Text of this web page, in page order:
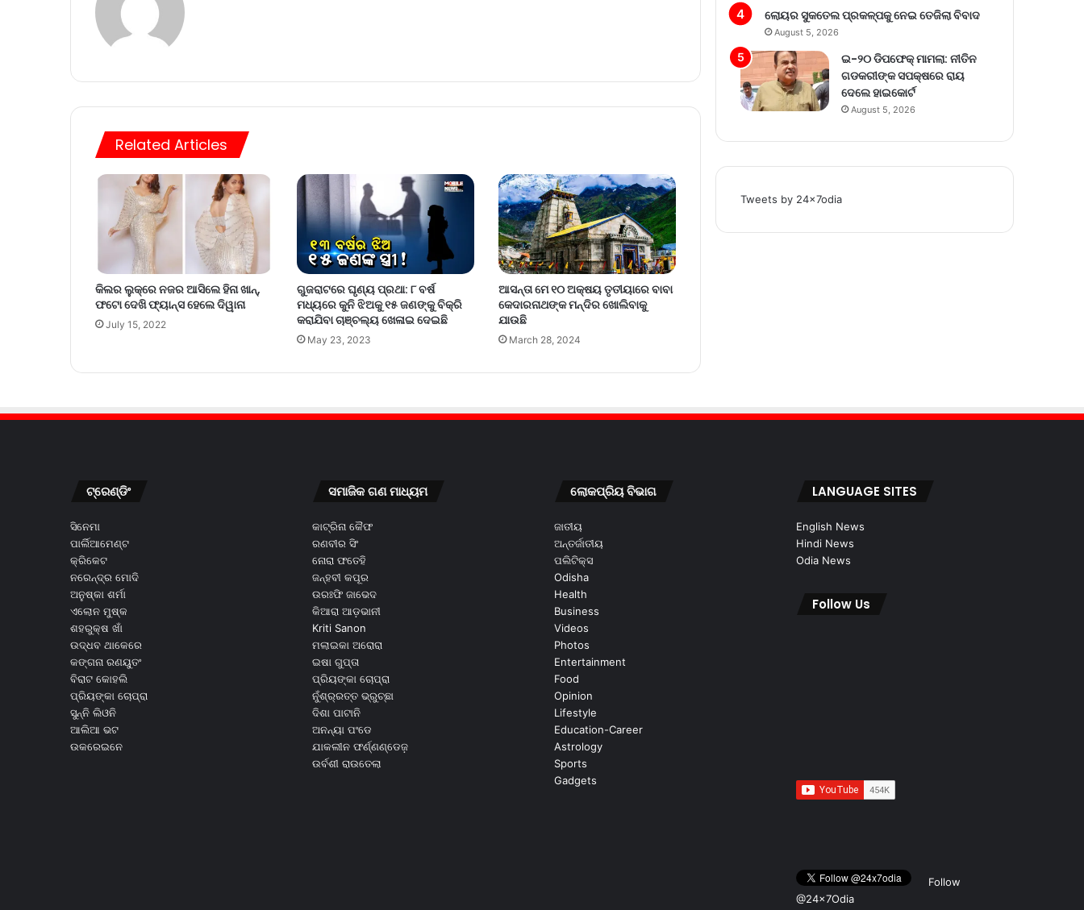
Related Articles
କିଲର ଲୁକ୍‌ରେ ନଜର ଆସିଲେ ହିନା ଖାନ୍‌,
ଫଟୋ ଦେଖି ଫ୍ୟାନ୍ସ ହେଲେ ଦିୱାନା
July 15, 2022
ଗୁଜରାଟରେ ଘୃଣ୍ୟ ପ୍ରଥା: ୮ ବର୍ଷ
ମଧ୍ୟରେ କୁନି ଝିଅକୁ ୧୫ ଜଣଙ୍କୁ ବିକ୍ରି
କରାଯିବା ଚାଞ୍ଚଲ୍ୟ ଖେଳାଇ ଦେଇଛି
May 23, 2023
ଆସନ୍ତା ମେ ୧୦ ଅକ୍ଷୟ ତୃତୀୟାରେ ବାବା
କେଦାରନାଥଙ୍କ ମନ୍ଦିର ଖୋଲିବାକୁ
ଯାଉଛି
March 28, 2024
ଲୋୟର ସୁକତେଲ ପ୍ରକଳ୍ପକୁ ନେଇ ତେଜିଲା ବିବାଦ
August 5, 2026
ଇ-୨୦ ଡିପଫେକ୍ ମାମଲା: ନୀତିନ
ଗଡକରୀଙ୍କ ସପକ୍ଷରେ ରାୟ
ଦେଲେ ହାଇକୋର୍ଟ
August 5, 2026
Tweets by 24x7odia
ଟ୍ରେଣ୍ଡିଂ
ସିନେମା
ପାର୍ଲିଆମେଣ୍ଟ
କ୍ରିକେଟ
ନରେନ୍ଦ୍ର ମୋଦି
ଅନୁଷ୍କା ଶର୍ମା
ଏଲୋନ ମୁଷ୍କ
ଶହରୁକ୍ଷ ଖାଁ
ଉଦ୍ଧବ ଥାକେରେ
କଙ୍ଗନା ରଣୟୁତଂ
ବିରାଟ କୋହଲି
ପ୍ରିୟଙ୍କା ଚୋପ୍ରା
ସୁନ୍ନି ଲିଓନି
ଆଲିଆ ଭଟ
ଉକରେଇନେ
ସମାଜିକ ଗଣ ମାଧ୍ୟମ
କାଟ୍ରିନା କୈଫ
ରଣବୀର ସିଂ
ନୋରା ଫତେହି
ଜନ୍ହବୀ କପୂର
ଉରଃଫି ଜାଭେଦ
କିଆରା ଆଡ଼ଭାନୀ
Kriti Sanon
ମଲାଇକା ଅରୋରା
ଇଷା ଗୁପ୍ତା
ପ୍ରିୟଙ୍କା ଚୋପ୍ରା
ନୁଁଶ୍ର୍ରତ୍ତ ଭ୍ରୁଚ୍ଛା
ଦିଶା ପାଟାନି
ଅନନ୍ୟା ପଂଡେ
ଯାକଲୀନ ଫର୍ଣ୍ଣଣ୍ଡେଜ଼
ଉର୍ବଶୀ ରାଉତେଲା
ଲୋକପ୍ରିୟ ବିଭାଗ
ଜାତୀୟ
ଅନ୍ତର୍ଜାତୀୟ
ପଲିଟିକ୍ସ
Odisha
Health
Business
Videos
Photos
Entertainment
Food
Opinion
Lifestyle
Education-Career
Astrology
Sports
Gadgets
LANGUAGE SITES
English News
Hindi News
Odia News
Follow Us
Follow
@24x7Odia